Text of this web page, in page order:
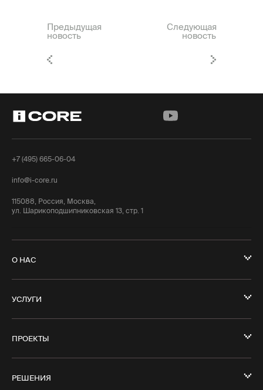
Предыдущая
новость
Следующая
новость
+7 (495) 665-06-04
info@i-core.ru
115088, Россия, Москва,
ул. Шарикоподшипниковская 13, стр. 1
О НАС
УСЛУГИ
ПРОЕКТЫ
РЕШЕНИЯ